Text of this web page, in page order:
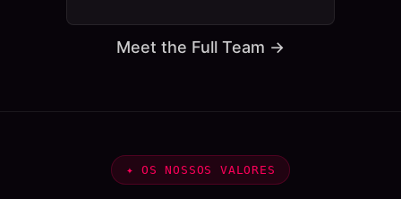
Meet the Full Team →
✦OS NOSSOS VALORES